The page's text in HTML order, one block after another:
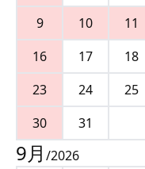
9
10 11
16
17 18
23
24 25
30
31
9月 /2026